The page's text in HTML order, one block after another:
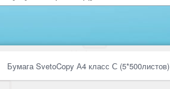
Бумага SvetoCopy А4 класс С (5*500листов)